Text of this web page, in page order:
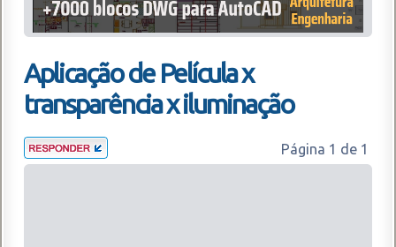
Aplicação de Película x
transparência x iluminação
Página 1 de 1